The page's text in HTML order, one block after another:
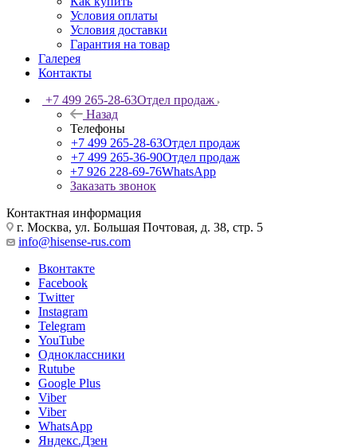
Условия оплаты
Условия доставки
Гарантия на товар
Галерея
Контакты
+7 499 265-28-63Отдел продаж
Назад
Телефоны
+7 499 265-28-63Отдел продаж
+7 499 265-36-90Отдел продаж
+7 926 228-69-76WhatsApp
Заказать звонок
Контактная информация
г. Москва, ул. Большая Почтовая, д. 38, стр. 5
info@hisense-rus.com
Вконтакте
Facebook
Twitter
Instagram
Telegram
YouTube
Одноклассники
Rutube
Google Plus
Viber
Viber
WhatsApp
Яндекс.Дзен